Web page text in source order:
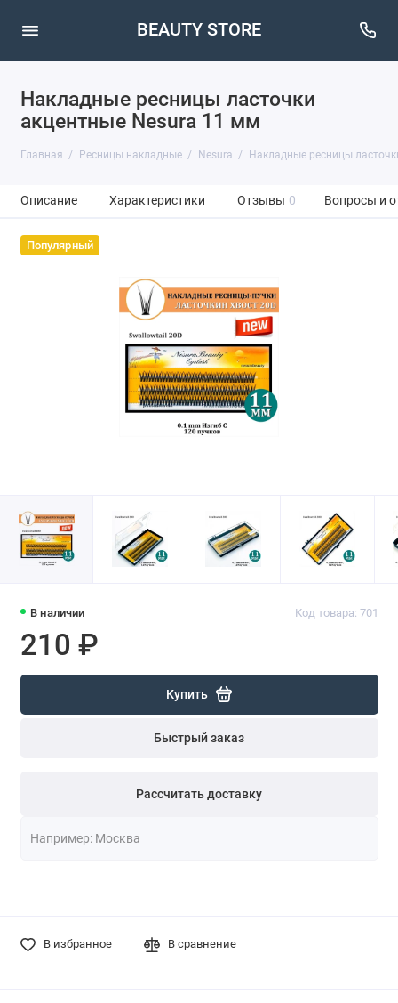
BEAUTY STORE
Накладные ресницы ласточки
акцентные Nesura 11 мм
Главная Ресницы накладные Nesura Накладные ресницы
Описание Характеристики Отзывы 0 Вопросы и
Популярный
В наличии Код товара: 701
210 ₽
Купить
Быстрый заказ
Рассчитать доставку
В избранное В сравнение